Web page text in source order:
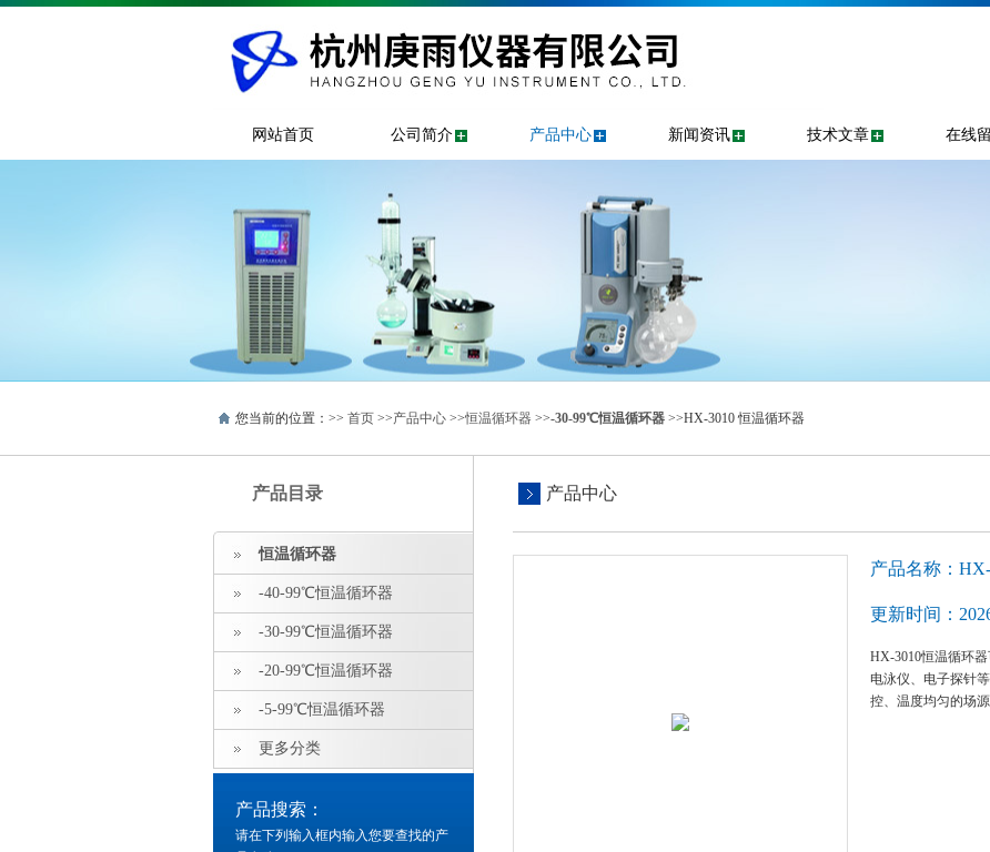
网站首页 公司简介 产品中心 新闻资讯 技术文章 在线
您当前的位置：>> 首页 >>产品中心 >>恒温循环器 >>-30-99℃恒温循环器 >>HX-3010 恒温循环器
产品目录
恒温循环器
-40-99℃恒温循环器
-30-99℃恒温循环器
-20-99℃恒温循环器
-5-99℃恒温循环器
更多分类
产品搜索：
请在下列输入框内输入您要查找的产
产品中心
产品名称：
更新时间：
HX-3010恒温循环
电泳仪、电子探针
控、温度均匀的场源